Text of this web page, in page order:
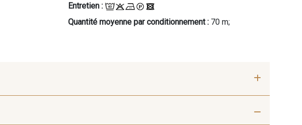
Entretien :
Quantité moyenne par conditionnement : 70 m;